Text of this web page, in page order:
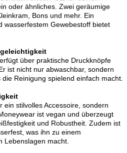
oder ähnliches. Zwei geräumige
Bons und mehr. Ein
wasserfestem Gewebestoff bietet
über praktische Druckknöpfe
ist nicht nur abwaschbar, sondern
Reinigung spielend einfach macht.
ein stilvolles Accessoire, sondern
ist vegan und überzeugt
und Robustheit. Zudem ist
was ihn zu einem
Lebenslagen macht.